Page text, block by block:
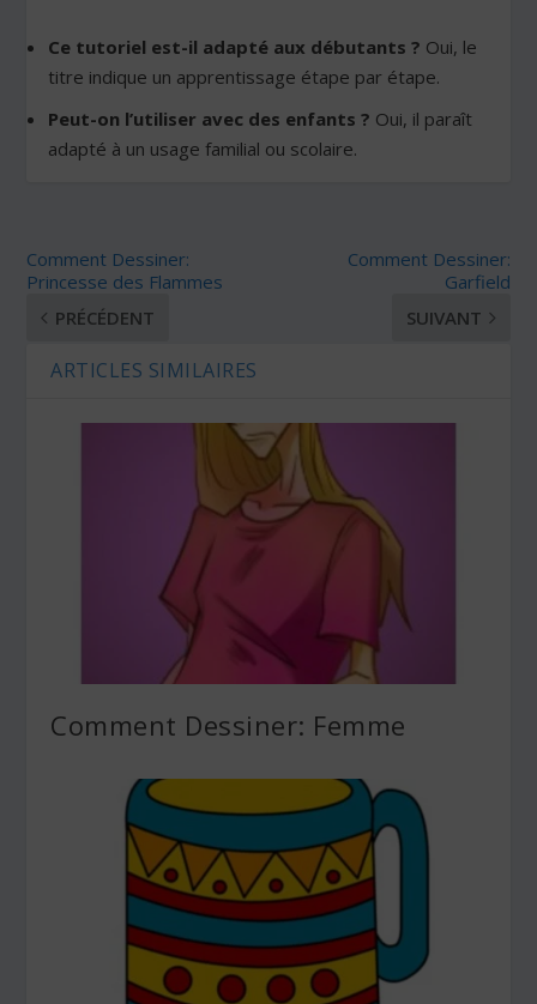
Ce tutoriel est-il adapté aux débutants ? Oui, le
titre indique un apprentissage étape par étape.
Peut-on l’utiliser avec des enfants ? Oui, il paraît
adapté à un usage familial ou scolaire.
Comment Dessiner:
Princesse des Flammes
PRÉCÉDENT
Comment Dessiner:
Garfield
SUIVANT
ARTICLES SIMILAIRES
Comment Dessiner: Femme